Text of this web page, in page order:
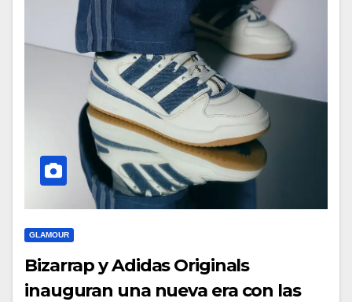
GLAMOUR
Bizarrap y Adidas Originals
inauguran una nueva era con las